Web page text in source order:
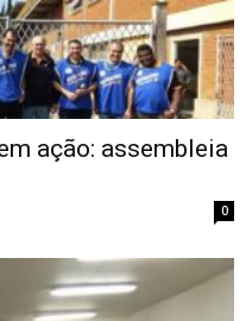
ação: assembleia
0